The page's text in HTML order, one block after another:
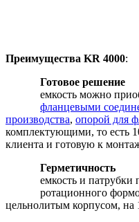
Преимущества KR 4000:
Готовое решение
емкость можно
фланцевыми
производства, опорой для
комплектующими, то есть
клиента и готовую к
Герметичность
емкость и патрубки
ротационного
цельнолитым корпусом,